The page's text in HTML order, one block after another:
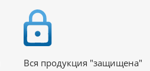
Вся продукция "защищена"